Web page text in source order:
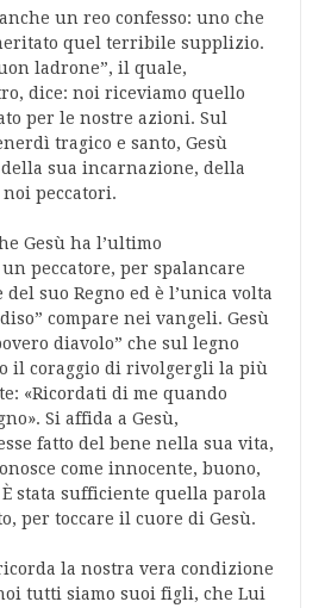
anche un reo confesso: uno che
quel terribile supplizio.
ladrone”, il quale,
dice: noi riceviamo quello
per le nostre azioni. Sul
tragico e santo, Gesù
sua incarnazione, della
peccatori.
Gesù ha l’ultimo
peccatore, per spalancare
suo Regno ed è l’unica volta
compare nei vangeli. Gesù
diavolo” che sul legno
il coraggio di rivolgergli la più
«Ricordati di me quando
Si affida a Gesù,
fatto del bene nella sua vita,
come innocente, buono,
stata sufficiente quella parola
per toccare il cuore di Gesù.
la nostra vera condizione
tutti siamo suoi figli, che Lui